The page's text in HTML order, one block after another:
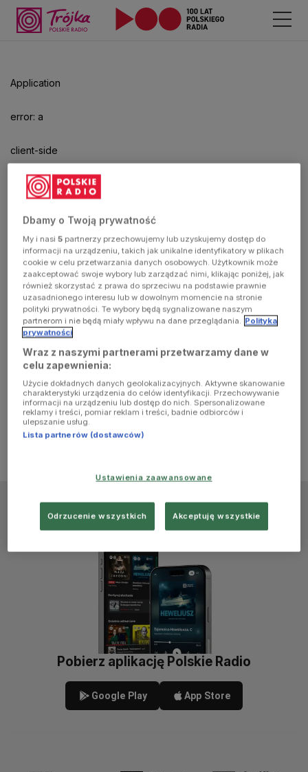
Application
error: a
client-side
exception
has
occurred
(see the
browser
console for
more
information)
aby
odtwarzać.
Pobierz aplikację Polskie Radio
Google Play App Store
Dbamy o Twoją prywatność
My i nasi5 partnerzy przechowujemy lub uzyskujemy dostęp do
informacji na urządzeniu, takich jak unikalne identyfikatory w plikach
cookie w celu przetwarzania danych osobowych. Użytkownik może
zaakceptować swoje wybory lub zarządzać nimi, klikając poniżej, jak
również skorzystać z prawa do sprzeciwu na podstawie prawnie
uzasadnionego interesu lub w dowolnym momencie na stronie
polityki prywatności. Te wybory będą sygnalizowane naszym
partnerom i nie będą miały wpływu na dane przeglądania. Polityka
prywatności
Wraz z naszymi partnerami przetwarzamy dane w
celu zapewnienia:
Użycie dokładnych danych geolokalizacyjnych. Aktywne skanowanie
charakterystyki urządzenia do celów identyfikacji. Przechowywanie
informacji na urządzeniu lub dostęp do nich. Spersonalizowane
reklamy i treści, pomiar reklam i treści, badnie odbiorców i
ulepszanie usług.
Lista partnerów (dostawców)
Ustawienia zaawansowane
Odrzucenie wszystkich Akceptuję wszystkie